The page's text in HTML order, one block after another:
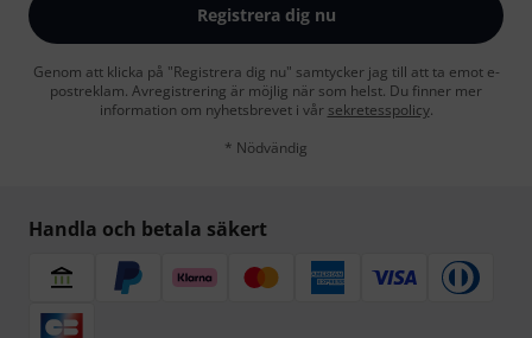
Registrera dig nu
Genom att klicka på "Registrera dig nu" samtycker jag till att ta emot e-
postreklam. Avregistrering är möjlig när som helst. Du finner mer
information om nyhetsbrevet i vår sekretesspolicy.
* Nödvändig
Handla och betala säkert